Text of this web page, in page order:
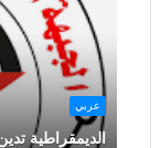
عربي
الديمقراطية